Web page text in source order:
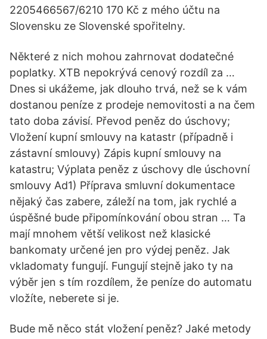
2205466567/6210 170 Kč z mého účtu na
Slovensku ze Slovenské spořitelny.
Některé z nich mohou zahrnovat dodatečné
poplatky. XTB nepokrývá cenový rozdíl za …
Dnes si ukážeme, jak dlouho trvá, než se k vám
dostanou peníze z prodeje nemovitosti a na čem
tato doba závisí. Převod peněz do úschovy;
Vložení kupní smlouvy na katastr (případně i
zástavní smlouvy) Zápis kupní smlouvy na
katastru; Výplata peněz z úschovy dle úschovní
smlouvy Ad1) Příprava smluvní dokumentace
nějaký čas zabere, záleží na tom, jak rychlé a
úspěšné bude připomínkování obou stran … Ta
mají mnohem větší velikost než klasické
bankomaty určené jen pro výdej peněz. Jak
vkladomaty fungují. Fungují stejně jako ty na
výběr jen s tím rozdílem, že peníze do automatu
vložíte, neberete si je.
Bude mě něco stát vložení peněz? Jaké metody